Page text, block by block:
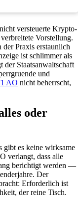
versteuerte Krypto-
Vorstellung.
Praxis erstaunlich
ist schlimmer als
der Staatsanwaltschaft
und
AO nicht beherrscht,
oder
gibt es keine wirksame
verlangt, dass alle
berichtigt werden —
Der
Erforderlich ist
der reine Tisch.